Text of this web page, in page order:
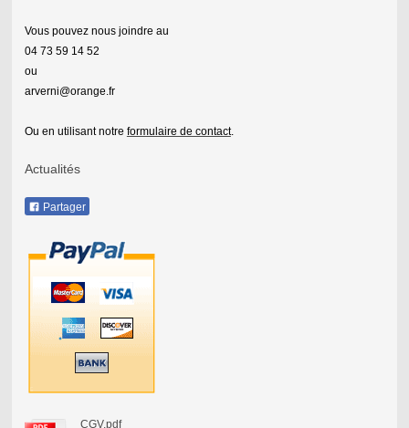
Vous pouvez nous joindre au
04 73 59 14 52
ou
arverni@orange.fr
Ou en utilisant notre formulaire de contact.
Actualités
Partager
CGV.pdf